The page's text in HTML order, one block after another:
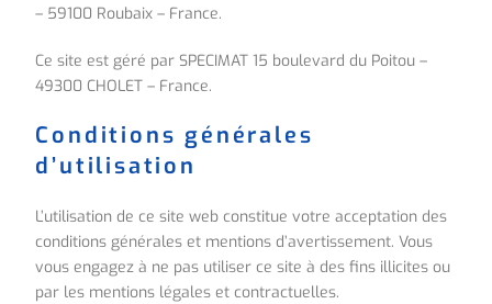
– 59100 Roubaix – France.
Ce site est géré par SPECIMAT 15 boulevard du Poitou –
49300 CHOLET – France.
Conditions générales
d’utilisation
L’utilisation de ce site web constitue votre acceptation des
conditions générales et mentions d’avertissement. Vous
vous engagez à ne pas utiliser ce site à des fins illicites ou
par les mentions légales et contractuelles.